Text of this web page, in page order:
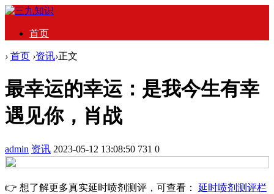
首页
› 首页 ›资讯›正文
最幸运的幸运：是我今生有幸
遇见你，肖战
admin 资讯 2023-05-12 13:08:50 731 0
👉 想了解更多真实延时喷剂测评，可查看： 延时喷剂测评栏